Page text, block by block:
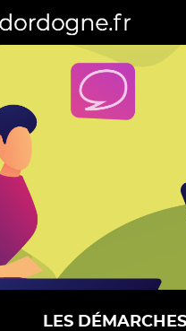
LES DÉMARCHES